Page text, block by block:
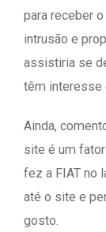
para receber
intrusão e
assistiria se
têm interesse
Ainda,
site é um
fez a FIAT no
até o site e
gosto.